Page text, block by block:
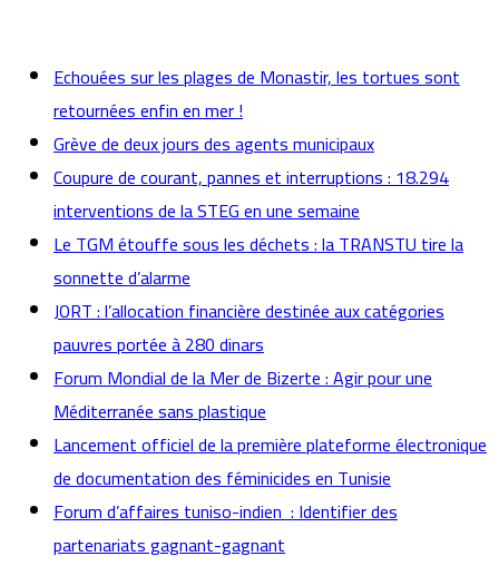
Echouées sur les plages de Monastir, les tortues sont
retournées enfin en mer !
Grève de deux jours des agents municipaux
Coupure de courant, pannes et interruptions : 18.294
interventions de la STEG en une semaine
Le TGM étouffe sous les déchets : la TRANSTU tire la
sonnette d’alarme
JORT : l’allocation financière destinée aux catégories
pauvres portée à 280 dinars
Forum Mondial de la Mer de Bizerte : Agir pour une
Méditerranée sans plastique
Lancement officiel de la première plateforme électronique
de documentation des féminicides en Tunisie
Forum d’affaires tuniso-indien : Identifier des
partenariats gagnant-gagnant